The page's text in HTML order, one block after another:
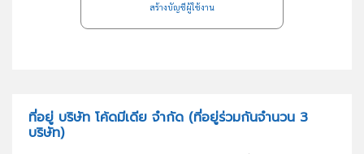
สร้างบัญชีผู้ใช้งาน
ที่อยู่ บริษัท โค้ดมีเดีย จำกัด (ที่อยู่ร่วมกันจำนวน 3
บริษัท)